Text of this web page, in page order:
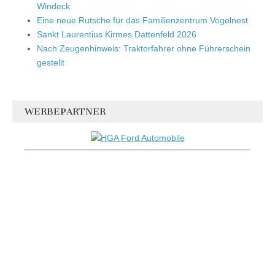
Windeck
Eine neue Rutsche für das Familienzentrum Vogelnest
Sankt Laurentius Kirmes Dattenfeld 2026
Nach Zeugenhinweis: Traktorfahrer ohne Führerschein
gestellt
WERBEPARTNER